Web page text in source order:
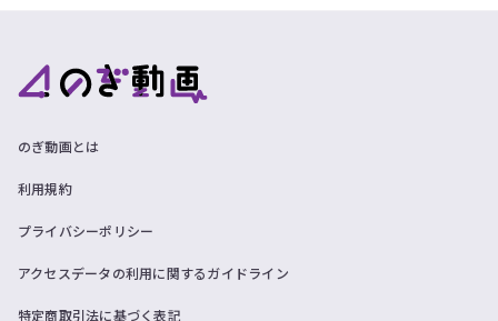
のぎ動画とは
利用規約
プライバシーポリシー
アクセスデータの利用に関するガイドライン
特定商取引法に基づく表記